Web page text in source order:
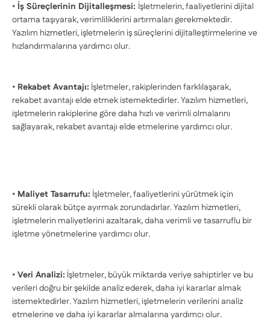
• İş Süreçlerinin Dijitalleşmesi: İşletmelerin, faaliyetlerini dijital
ortama taşıyarak, verimliliklerini artırmaları gerekmektedir.
Yazılım hizmetleri, işletmelerin iş süreçlerini dijitalleştirmelerine ve
hızlandırmalarına yardımcı olur.
• Rekabet Avantajı: İşletmeler, rakiplerinden farklılaşarak,
rekabet avantajı elde etmek istemektedirler. Yazılım hizmetleri,
işletmelerin rakiplerine göre daha hızlı ve verimli olmalarını
sağlayarak, rekabet avantajı elde etmelerine yardımcı olur.
• Maliyet Tasarrufu: İşletmeler, faaliyetlerini yürütmek için
sürekli olarak bütçe ayırmak zorundadırlar. Yazılım hizmetleri,
işletmelerin maliyetlerini azaltarak, daha verimli ve tasarruflu bir
işletme yönetmelerine yardımcı olur.
• Veri Analizi: İşletmeler, büyük miktarda veriye sahiptirler ve bu
verileri doğru bir şekilde analiz ederek, daha iyi kararlar almak
istemektedirler. Yazılım hizmetleri, işletmelerin verilerini analiz
etmelerine ve daha iyi kararlar almalarına yardımcı olur.